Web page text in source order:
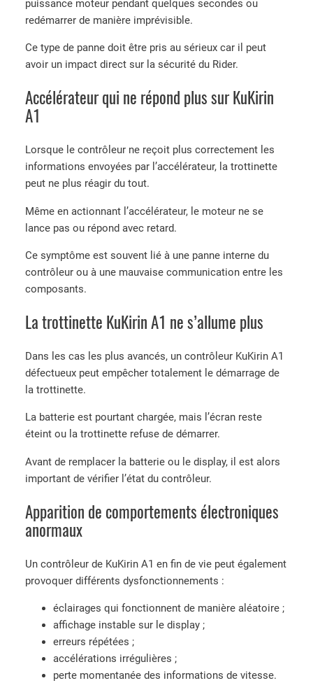
puissance moteur pendant quelques secondes ou
redémarrer de manière imprévisible.
Ce type de panne doit être pris au sérieux car il peut
avoir un impact direct sur la sécurité du Rider.
Accélérateur qui ne répond plus sur KuKirin
A1
Lorsque le contrôleur ne reçoit plus correctement les
informations envoyées par l’accélérateur, la trottinette
peut ne plus réagir du tout.
Même en actionnant l’accélérateur, le moteur ne se
lance pas ou répond avec retard.
Ce symptôme est souvent lié à une panne interne du
contrôleur ou à une mauvaise communication entre les
composants.
La trottinette KuKirin A1 ne s’allume plus
Dans les cas les plus avancés, un contrôleur KuKirin A1
défectueux peut empêcher totalement le démarrage de
la trottinette.
La batterie est pourtant chargée, mais l’écran reste
éteint ou la trottinette refuse de démarrer.
Avant de remplacer la batterie ou le display, il est alors
important de vérifier l’état du contrôleur.
Apparition de comportements électroniques
anormaux
Un contrôleur de KuKirin A1 en fin de vie peut également
provoquer différents dysfonctionnements :
éclairages qui fonctionnent de manière aléatoire ;
affichage instable sur le display ;
erreurs répétées ;
accélérations irrégulières ;
perte momentanée des informations de vitesse.